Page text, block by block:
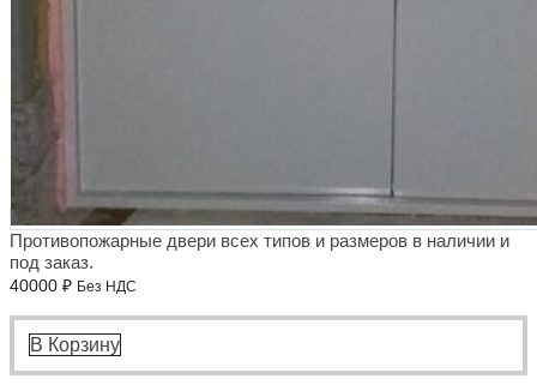
Противопожарные двери всех типов и размеров в наличии и
под заказ.
40000 ₽ Без НДС
В Корзину